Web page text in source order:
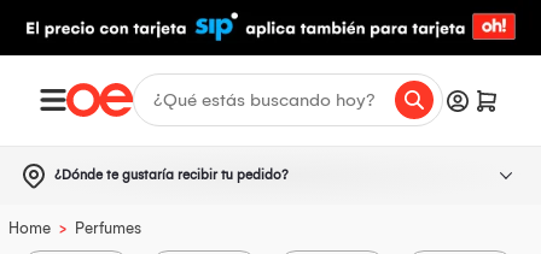
¿Dónde te gustaría recibir tu pedido?
Home > Perfumes